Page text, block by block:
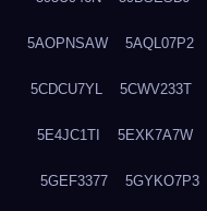
5AOPNSAW 5AQL07P2
5CDCU7YL 5CWV233T
5E4JC1TI 5EXK7A7W
5GEF3377 5GYKO7P3